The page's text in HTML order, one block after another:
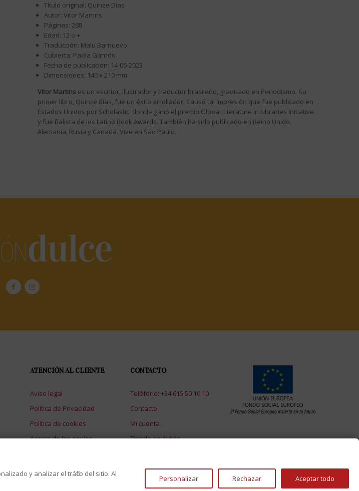
Título original: Quinze Dias
Autor: Vitor Martins
Páginas: 288
Edad: 12 o +
Traducción: Malu Barnuevo
Cubierta: Paola Garrido
Fecha de publicación: 14-06-2023
Dimensiones: 140 x 210 mm
Vitor Martins es un escritor, ilustrador y traductor brasileño, graduado en Periodismo. Su
primer libro, Quince días, fue un éxito arrollador. Causó tal impresión que fue publicado en
Estados Unidos por Scholastic, donde ganó el premio Global Literature in Libraries Initiative
y fue finalista de los Latino Book Awards. También ha sido publicado en Reino Unido,
Alemania, Rusia y Canadá. Vive en São Paulo.
ATENCIÓN AL CLIENTE
Aviso legal
Política de Privacidad
Política de cookies
Acerca de los envíos
CONTACTO
Teléfono: +34 615 50 10 10
Contacto
Mi cuenta
Tienda en Avilés
y analizar el tráfico del sitio. Al
Personalizar Rechazar Aceptar todo